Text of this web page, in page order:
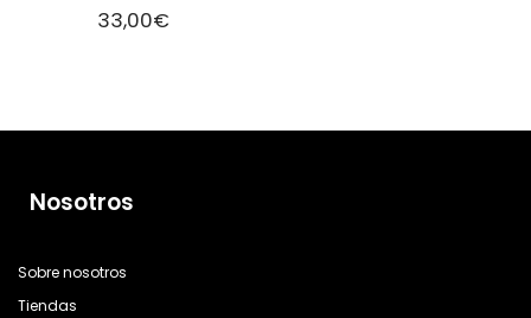
33,00€
Nosotros
Sobre nosotros
Tiendas